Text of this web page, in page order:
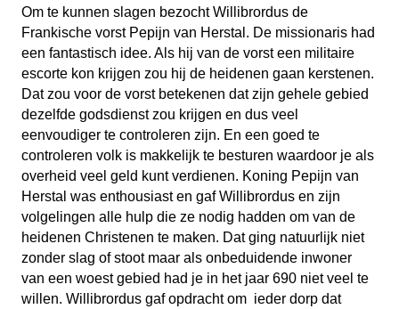
Om te kunnen slagen bezocht Willibrordus de
Frankische vorst Pepijn van Herstal. De missionaris had
een fantastisch idee. Als hij van de vorst een militaire
escorte kon krijgen zou hij de heidenen gaan kerstenen.
Dat zou voor de vorst betekenen dat zijn gehele gebied
dezelfde godsdienst zou krijgen en dus veel
eenvoudiger te controleren zijn. En een goed te
controleren volk is makkelijk te besturen waardoor je als
overheid veel geld kunt verdienen. Koning Pepijn van
Herstal was enthousiast en gaf Willibrordus en zijn
volgelingen alle hulp die ze nodig hadden om van de
heidenen Christenen te maken. Dat ging natuurlijk niet
zonder slag of stoot maar als onbeduidende inwoner
van een woest gebied had je in het jaar 690 niet veel te
willen. Willibrordus gaf opdracht om ieder dorp dat